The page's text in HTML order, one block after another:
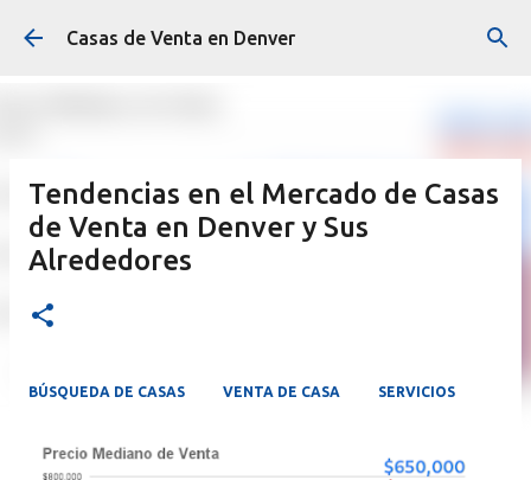
Ir al contenido principal
Casas de Venta en Denver
Tendencias en el Mercado de Casas
de Venta en Denver y Sus
Alrededores
BÚSQUEDA DE CASAS VENTA DE CASA SERVICIOS